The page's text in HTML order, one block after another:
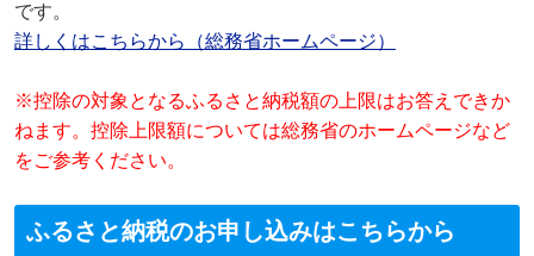
です。
詳しくはこちらから（総務省ホームページ）
※控除の対象となるふるさと納税額の上限はお答えできか
ねます。控除上限額については総務省のホームページなど
をご参考ください。
ふるさと納税のお申し込みはこちらから